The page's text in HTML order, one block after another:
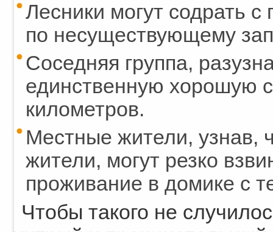
Лесники могут содрать
по несуществующему
Соседняя группа,
единственную хорошую
километров.
Местные жители, узнав,
жители, могут резко
проживание в домике с
Чтобы такого не